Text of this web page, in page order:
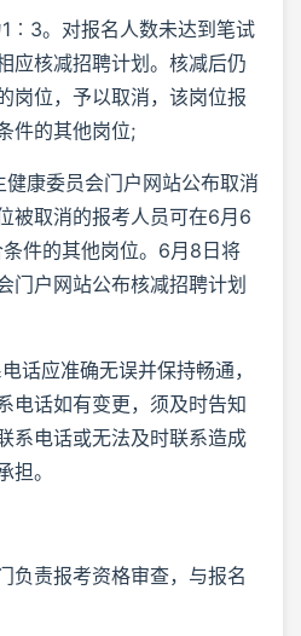
。对报名人数未达到笔试
应核减招聘计划。核减后仍
岗位，予以取消，该岗位报
件的其他岗位;
康委员会门户网站公布取消
被取消的报考人员可在6月6
件的其他岗位。6月8日将
门户网站公布核减招聘计划
话应准确无误并保持畅通，
电话如有变更，须及时告知
系电话或无法及时联系造成
。
负责报考资格审查，与报名